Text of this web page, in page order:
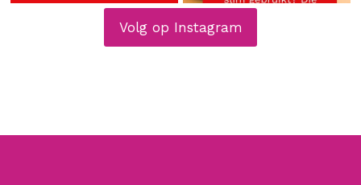
Volg op Instagram